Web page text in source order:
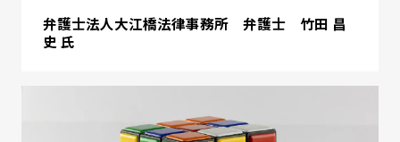
弁護士法人大江橋法律事務所 弁護士 竹田 昌
史 氏